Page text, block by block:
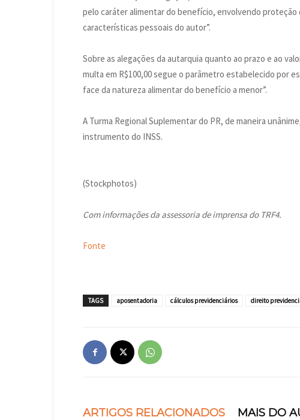
pelo caráter alimentar do benefício, envolvendo proteção
características pessoais do autor”.
Sobre as alegações da autarquia quanto ao prazo e ao
multa em R$100,00 segue o parâmetro estabelecido por
face da natureza alimentar do benefício a menor”.
A Turma Regional Suplementar do PR, de maneira
instrumento do INSS.
(Stockphotos)
Com informações da assessoria de imprensa do TRF4.
Fonte
TAGS aposentadoria cálculos previdenciários direito
ARTIGOS RELACIONADOS MAIS DO